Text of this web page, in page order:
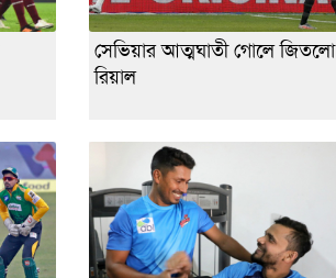
সেভিয়ার আত্মঘাতী গোলে জিতলো
রিয়াল